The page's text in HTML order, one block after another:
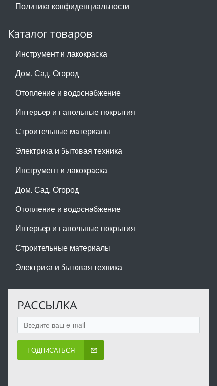
Политика конфиденциальности
Каталог товаров
Инструмент и лакокраска
Дом. Сад. Огород
Отопление и водоснабжение
Интерьер и напольные покрытия
Строительные материалы
Электрика и бытовая техника
Инструмент и лакокраска
Дом. Сад. Огород
Отопление и водоснабжение
Интерьер и напольные покрытия
Строительные материалы
Электрика и бытовая техника
РАССЫЛКА
ПОДПИСАТЬСЯ